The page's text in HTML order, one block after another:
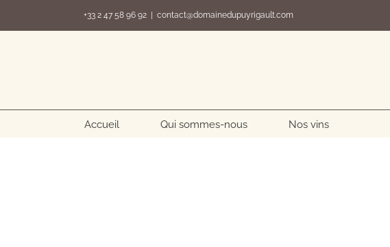
+33 2 47 58 96 92 contact@domainedupuyrigault.com
Accueil Qui sommes-nous Nos vins